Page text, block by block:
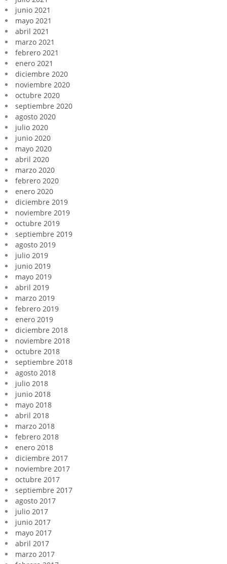
junio 2021
mayo 2021
abril 2021
marzo 2021
febrero 2021
enero 2021
diciembre 2020
noviembre 2020
octubre 2020
septiembre 2020
agosto 2020
julio 2020
junio 2020
mayo 2020
abril 2020
marzo 2020
febrero 2020
enero 2020
diciembre 2019
noviembre 2019
octubre 2019
septiembre 2019
agosto 2019
julio 2019
junio 2019
mayo 2019
abril 2019
marzo 2019
febrero 2019
enero 2019
diciembre 2018
noviembre 2018
octubre 2018
septiembre 2018
agosto 2018
julio 2018
junio 2018
mayo 2018
abril 2018
marzo 2018
febrero 2018
enero 2018
diciembre 2017
noviembre 2017
octubre 2017
septiembre 2017
agosto 2017
julio 2017
junio 2017
mayo 2017
abril 2017
marzo 2017